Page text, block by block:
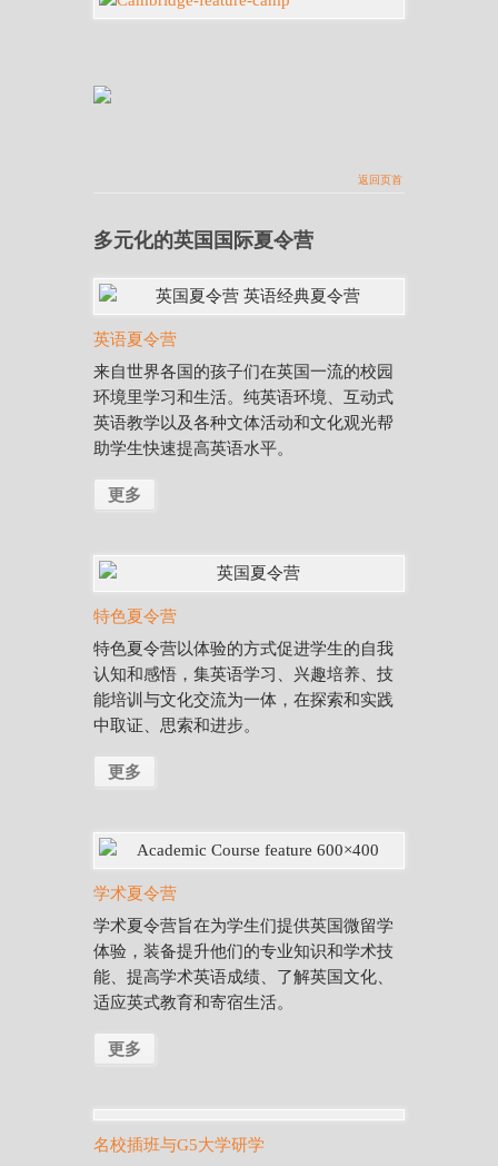
返回页首
多元化的英国国际夏令营
英语夏令营
来自世界各国的孩子们在英国一流的校园
环境里学习和生活。纯英语环境、互动式
英语教学以及各种文体活动和文化观光帮
助学生快速提高英语水平。
更多
特色夏令营
特色夏令营以体验的方式促进学生的自我
认知和感悟，集英语学习、兴趣培养、技
能培训与文化交流为一体，在探索和实践
中取证、思索和进步。
更多
学术夏令营
学术夏令营旨在为学生们提供英国微留学
体验，装备提升他们的专业知识和学术技
能、提高学术英语成绩、了解英国文化、
适应英式教育和寄宿生活。
更多
名校插班与G5大学研学